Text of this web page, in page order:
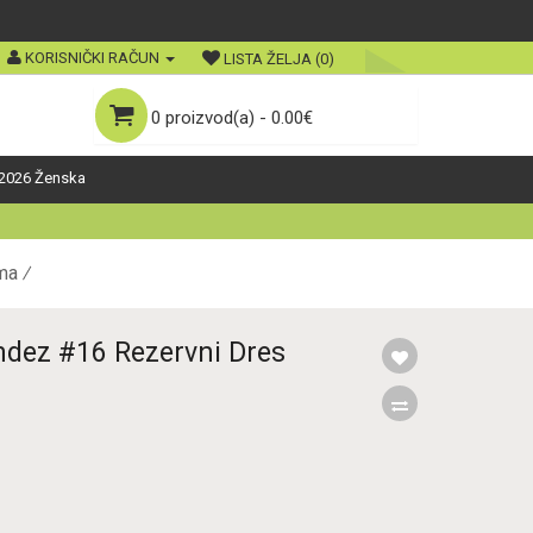
KORISNIČKI RAČUN LISTA ŽELJA (0)
0 proizvod(a) - 0.00€
Ženska
#16 Rezervni Dres